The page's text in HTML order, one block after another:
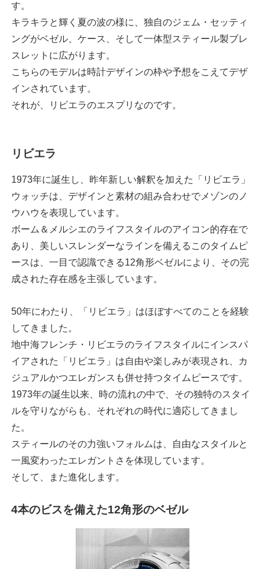
す。
キラキラと輝く夏の波の様に、独自のジェム・セッティ
ングがベゼル、ケース、そして一体型スティール製ブレ
スレットに広がります。
こちらのモデルは時計デザインの枠や予想をこえてデザ
インされています。
それが、リビエラのエスプリなのです。
リビエラ
1973年に誕生し、昨年新しい解釈を加えた「リビエラ」
ウォッチは、デザインと素材の組み合わせでメゾンのノ
ウハウを表現しています。
ボーム＆メルシエのライフスタイルのアイコン的存在で
あり、美しいスレンダーなラインを備えるこのタイムピ
ースは、一目で認識できる12角形ベゼルにより、その完
成された存在感を主張しています。
50年にわたり、「リビエラ」はほぼすべてのことを経験
してきました。
地中海フレンチ・リビエラのライフスタイルにインスパ
イアされた「リビエラ」は自由や楽しみが表現され、カ
ジュアルかつエレガンスも併せ持つタイムピースです。
1973年の誕生以来、時の流れの中で、その独特のスタイ
ルを守りながらも、それぞれの時代に適応してきまし
た。
スティールのその力強いフォルムは、自由なスタイルと
一風変わったエレガントさを体現しています。
そして、また進化します。
4本のビスを備えた12角形のベゼル